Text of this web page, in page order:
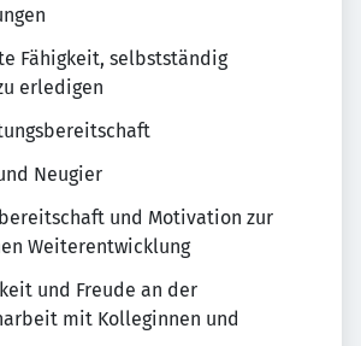
Fähigkeit, selbstständig
erledigen
Neugier
und Motivation zur
Weiterentwicklung
und Freude an der
mit Kolleginnen und